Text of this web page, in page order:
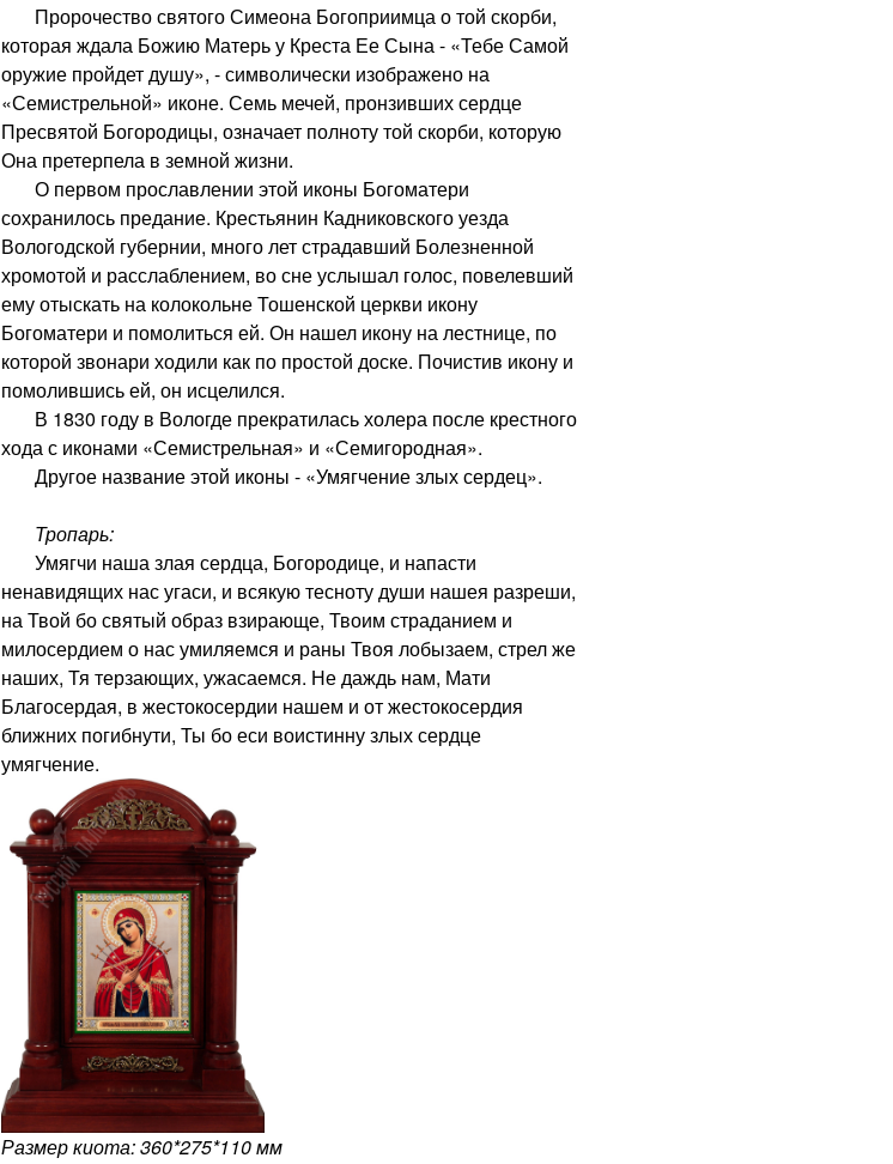
Пророчество святого Симеона Богоприимца о той скорби,
которая ждала Божию Матерь у Креста Ее Сына - «Тебе Самой
оружие пройдет душу», - символически изображено на
«Семистрельной» иконе. Семь мечей, пронзивших сердце
Пресвятой Богородицы, означает полноту той скорби, которую
Она претерпела в земной жизни.
О первом прославлении этой иконы Богоматери
сохранилось предание. Крестьянин Кадниковского уезда
Вологодской губернии, много лет страдавший Болезненной
хромотой и расслаблением, во сне услышал голос, повелевший
ему отыскать на колокольне Тошенской церкви икону
Богоматери и помолиться ей. Он нашел икону на лестнице, по
которой звонари ходили как по простой доске. Почистив икону и
помолившись ей, он исцелился.
В 1830 году в Вологде прекратилась холера после крестного
хода с иконами «Семистрельная» и «Семигородная».
Другое название этой иконы - «Умягчение злых сердец».
Тропарь:
Умягчи наша злая сердца, Богородице, и напасти
ненавидящих нас угаси, и всякую тесноту души нашея разреши,
на Твой бо святый образ взирающе, Твоим страданием и
милосердием о нас умиляемся и раны Твоя лобызаем, стрел же
наших, Тя терзающих, ужасаемся. Не даждь нам, Мати
Благосердая, в жестокосердии нашем и от жестокосердия
ближних погибнути, Ты бо еси воистинну злых сердце
умягчение.
Размер киота: 360*275*110 мм